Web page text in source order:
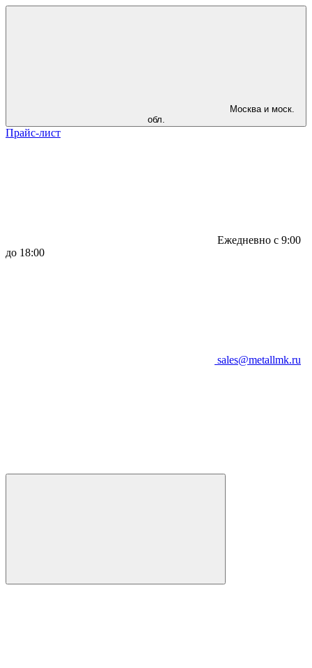
Москва и моск.
обл.
Прайс-лист
Ежедневно с 9:00
до 18:00
sales@metallmk.ru